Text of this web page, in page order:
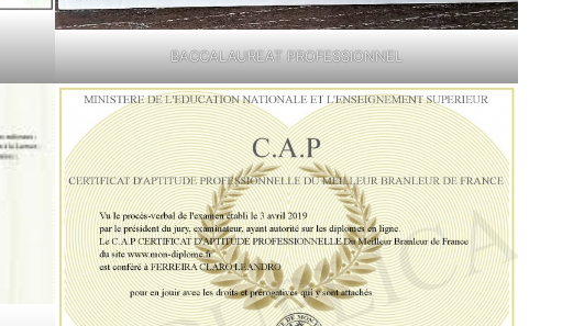
BACCALAUREAT PROFESSIONNEL